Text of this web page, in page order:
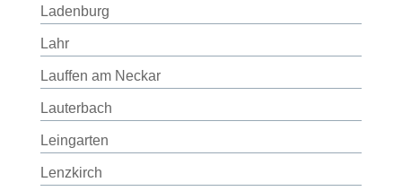
Ladenburg
Lahr
Lauffen am Neckar
Lauterbach
Leingarten
Lenzkirch